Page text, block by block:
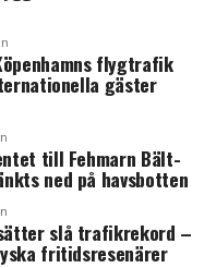
infrastruktur ofta väl.
som diskuteras i
Köpenhamn och
och Helsingborg.
att avlasta en
är för tidigt, anser
Öresundsbro
flygtrafik
gäster
till Fehmarn Bält-
ned på havsbotten
slå trafikrekord –
fritidsresenärer